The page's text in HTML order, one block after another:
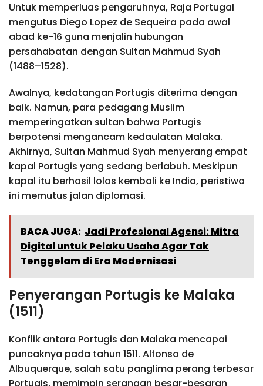
Untuk memperluas pengaruhnya, Raja Portugal
mengutus Diego Lopez de Sequeira pada awal
abad ke-16 guna menjalin hubungan
persahabatan dengan Sultan Mahmud Syah
(1488–1528).
Awalnya, kedatangan Portugis diterima dengan
baik. Namun, para pedagang Muslim
memperingatkan sultan bahwa Portugis
berpotensi mengancam kedaulatan Malaka.
Akhirnya, Sultan Mahmud Syah menyerang empat
kapal Portugis yang sedang berlabuh. Meskipun
kapal itu berhasil lolos kembali ke India, peristiwa
ini memutus jalan diplomasi.
BACA JUGA: Jadi Profesional Agensi: Mitra
Digital untuk Pelaku Usaha Agar Tak
Tenggelam di Era Modernisasi
Penyerangan Portugis ke Malaka
(1511)
Konflik antara Portugis dan Malaka mencapai
puncaknya pada tahun 1511. Alfonso de
Albuquerque, salah satu panglima perang terbesar